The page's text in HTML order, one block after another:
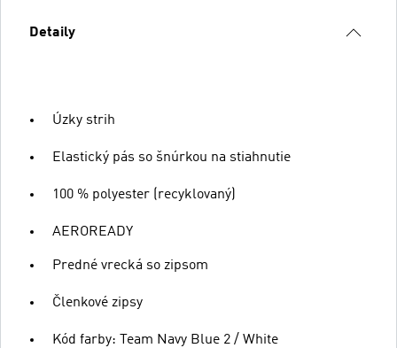
Detaily
Úzky strih
Elastický pás so šnúrkou na stiahnutie
100 % polyester (recyklovaný)
AEROREADY
Predné vrecká so zipsom
Členkové zipsy
Kód farby: Team Navy Blue 2 / White